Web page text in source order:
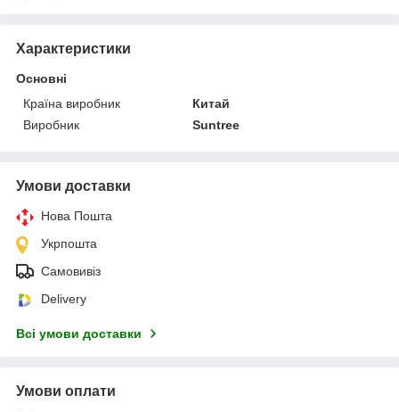
Характеристики
Основні
Країна виробник
Китай
Виробник
Suntree
Умови доставки
Нова Пошта
Укрпошта
Самовивіз
Delivery
Всі умови доставки
Умови оплати